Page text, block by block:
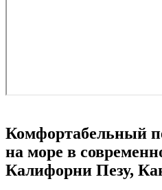
Комфортабельный
на море в
Калифорни Пезу,